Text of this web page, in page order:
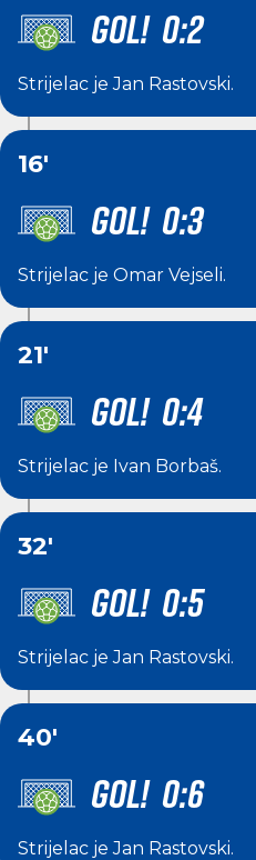
GOL! 0:2
Strijelac jeJan Rastovski.
16'
GOL! 0:3
Strijelac je Omar Vejseli.
21'
GOL! 0:4
Strijelac je Ivan Borbaš.
32'
GOL! 0:5
Strijelac jeJan Rastovski.
40'
GOL! 0:6
Strijelac jeJan Rastovski.